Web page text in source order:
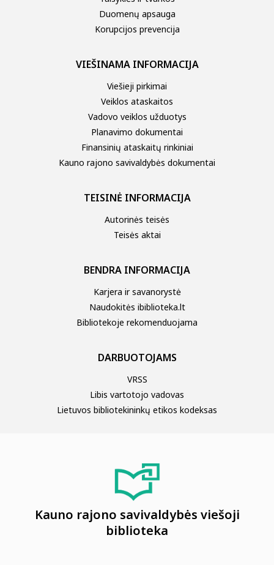
Duomenų apsauga
Korupcijos prevencija
VIEŠINAMA INFORMACIJA
Viešieji pirkimai
Veiklos ataskaitos
Vadovo veiklos užduotys
Planavimo dokumentai
Finansinių ataskaitų rinkiniai
Kauno rajono savivaldybės dokumentai
TEISINĖ INFORMACIJA
Autorinės teisės
Teisės aktai
BENDRA INFORMACIJA
Karjera ir savanorystė
Naudokitės ibiblioteka.lt
Bibliotekoje rekomenduojama
DARBUOTOJAMS
VRSS
Libis vartotojo vadovas
Lietuvos bibliotekininkų etikos kodeksas
Kauno rajono savivaldybės viešoji
biblioteka